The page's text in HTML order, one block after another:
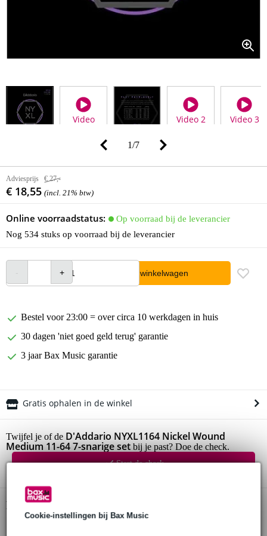
Cookie-instellingen bij Bax Music
Video Video 2 Video 3
1/7
Adviesprijs € 27,-
€ 18,55 (incl. 21% btw)
Online voorraadstatus:
Op voorraad bij de leverancier
Nog 534 stuks op voorraad bij de leverancier
In winkelwagen
Bestel voor 23:00 = over circa 10 werkdagen in huis
30 dagen 'niet goed geld terug' garantie
3 jaar Bax Music garantie
Gratis ophalen in de winkel
Twijfel je of de D'Addario NYXL1164 Nickel Wound
Medium 11-64 7-snarige set bij je past? Doe de check.
Start de check
Productinformatie